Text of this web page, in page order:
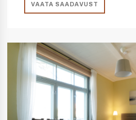
VAATA SAADAVUST